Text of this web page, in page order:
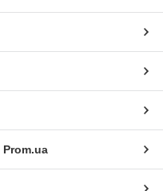
Prom.ua